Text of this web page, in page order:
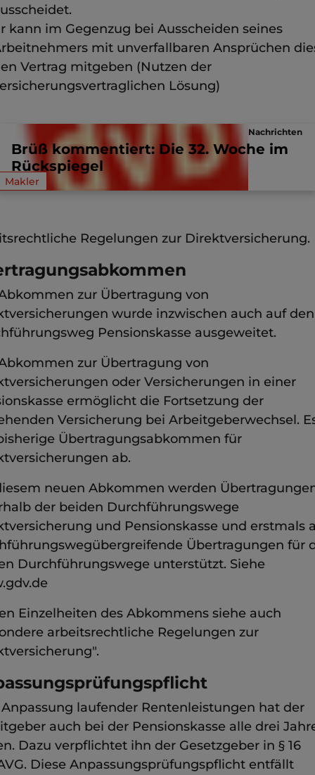
kann im Gegenzug bei Ausscheiden seines
mit unverfallbaren Ansprüchen
Vertrag mitgeben (Nutzen der
Lösung)
Nachrichten
Brüß kommentiert: Die 32. Woche im
Rückspiegel
Makler
Methode
bei der Pensionskasse kann der Arbeitgeber die
Lösung analog den
Regelungen zur Direktversicherung.
zur Übertragung von
wurde inzwischen auch auf den
Pensionskasse ausgeweitet.
zur Übertragung von
oder Versicherungen in einer
ermöglicht die Fortsetzung der
Versicherung bei Arbeitgeberwechsel.
Übertragungsabkommen für
ab.
neuen Abkommen werden
der beiden Durchführungswege
und Pensionskasse und erstmals
Übertragungen für
Durchführungswege unterstützt. Siehe
Einzelheiten des Abkommens siehe auch
arbeitsrechtliche Regelungen zur
laufender Rentenleistungen hat der
auch bei der Pensionskasse alle drei
Dazu verpflichtet ihn der Gesetzgeber in § 16
Diese Anpassungsprüfungspflicht entfällt